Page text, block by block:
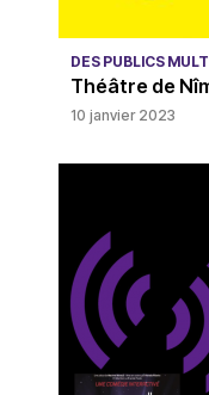
DES PUBLICS
Théâtre de
10 janvier 2023